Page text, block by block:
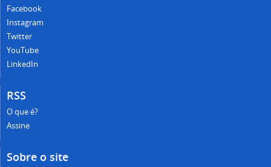
Facebook
Instagram
Twitter
YouTube
LinkedIn
RSS
O que é?
Assine
Sobre o site